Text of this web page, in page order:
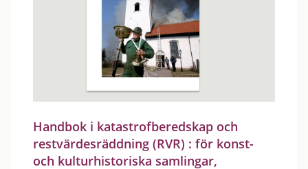
Handbok i katastrofberedskap och
restvärdesräddning (RVR) : för konst-
och kulturhistoriska samlingar,